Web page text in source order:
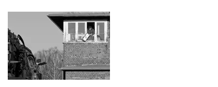
Dieseltriebzüge | bis 1970 und Altbautriebzüge
DR VT 18.16 · DR 175.0 SVT Bauart Görlitz
E-Loks | Drehstrom | 91 80